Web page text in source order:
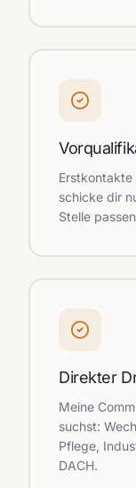
Erstkontakte
schicke dir
Stelle
Direkter
Meine
suchst:
Pflege,
DACH.